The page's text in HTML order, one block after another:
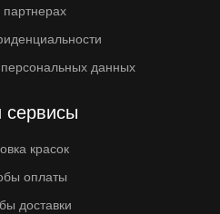
данных
красок
оплаты
доставки